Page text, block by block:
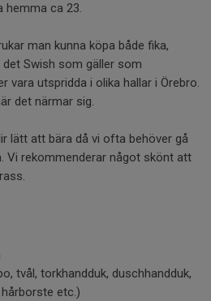
hemma ca 23.
man kunna köpa både fika,
Swish som gäller som
vara utspridda i olika hallar i Örebro.
det närmar sig.
lätt att bära då vi ofta behöver gå
Vi rekommenderar något skönt att
tvål, torkhandduk, duschhandduk,
etc.)